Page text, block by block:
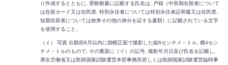
り作成するとともに, 受験願書に記載する氏名は, 戸籍（中長期在留者について
は在留カード又は住民票, 特別永住者については特別永住者証明書又は住民票,
短期在留者については旅券その他の身分を証する書類）に記載されている文字
を使用すること。
（イ） 写真 出願前6月以内に脱帽正面で撮影した縦6センチメ－トル, 横4セン
チメ－トルのもので, その裏面に（イ）の記号, 撮影年月日及び氏名を記載し,
厚生労働省又は医師国家試験運営本部事務所若しくは医師国家試験運営臨時事